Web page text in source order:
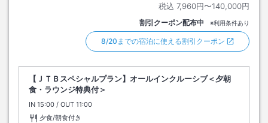
税込 7,960円〜140,000円
割引クーポン配布中 ※利用条件あり
8/20までの宿泊に使える割引クーポン
【ＪＴＢスペシャルプラン】オールインクルーシブ＜夕朝
食・ラウンジ特典付＞
IN チェックイン
15:00 / OUT チェックアウト
11:00
夕食/朝食付き